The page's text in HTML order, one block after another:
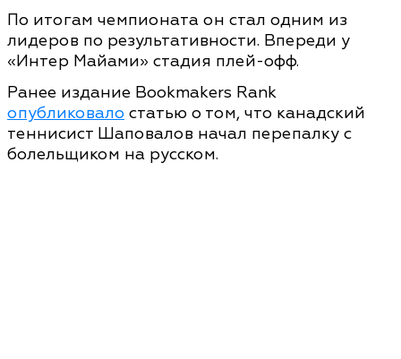
По итогам чемпионата он стал одним из
лидеров по результативности. Впереди у
«Интер Майами» стадия плей-офф.
Ранее издание Bookmakers Rank
опубликовало статью о том, что канадский
теннисист Шаповалов начал перепалку с
болельщиком на русском.